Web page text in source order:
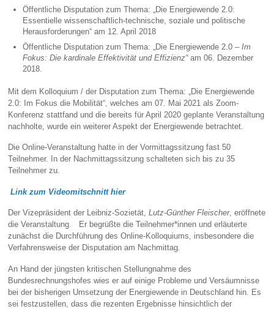
Öffentliche Disputation zum Thema: „Die Energiewende 2.0:
Essentielle wissenschaftlich-technische, soziale und politische
Herausforderungen“ am 12. April 2018
Öffentliche Disputation zum Thema: „Die Energiewende 2.0 –Im
Fokus: Die kardinale Effektivität und Effizienz“am 06. Dezember
2018.
Mit dem Kolloquium / der Disputation zum Thema: „Die Energiewende
2.0: Im Fokus die Mobilität“, welches am 07. Mai 2021 als Zoom-
Konferenz stattfand und die bereits für April 2020 geplante Veranstaltung
nachholte, wurde ein weiterer Aspekt der Energiewende betrachtet.
Die Online-Veranstaltung hatte in der Vormittagssitzung fast 50
Teilnehmer. In der Nachmittagssitzung schalteten sich bis zu 35
Teilnehmer zu.
Link zum Videomitschnitt hier
Der Vizepräsident der Leibniz-Sozietät,Lutz-Günther Fleischer, eröffnete
die Veranstaltung. Er begrüßte die Teilnehmer*innen und erläuterte
zunächst die Durchführung des Online-Kolloquiums, insbesondere die
Verfahrensweise der Disputation am Nachmittag.
An Hand der jüngsten kritischen Stellungnahme des
Bundesrechnungshofes wies er auf einige Probleme und Versäumnisse
bei der bisherigen Umsetzung der Energiewende in Deutschland hin. Es
sei festzustellen, dass die rezenten Ergebnisse hinsichtlich der